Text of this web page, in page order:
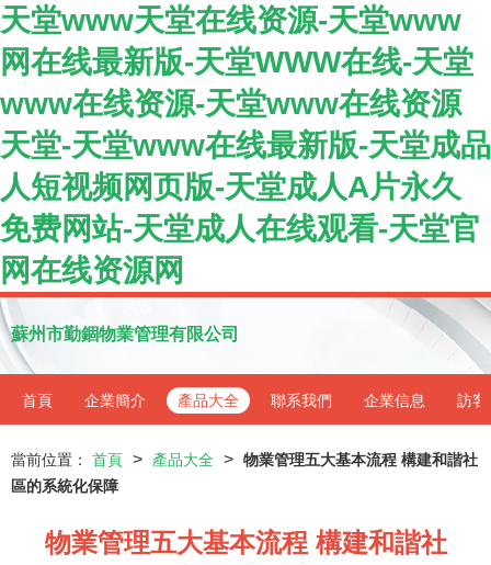
天堂www天堂在线资源-天堂www
网在线最新版-天堂WWW在线-天堂
www在线资源-天堂www在线资源
天堂-天堂www在线最新版-天堂成品
人短视频网页版-天堂成人A片永久
免费网站-天堂成人在线观看-天堂官
网在线资源网
蘇州市勤錮物業管理有限公司
首頁 企業簡介 產品大全 聯系我們 企業信息 訪客
當前位置： 首頁 > 產品大全 > 物業管理五大基本流程 構建和諧社
區的系統化保障
物業管理五大基本流程 構建和諧社